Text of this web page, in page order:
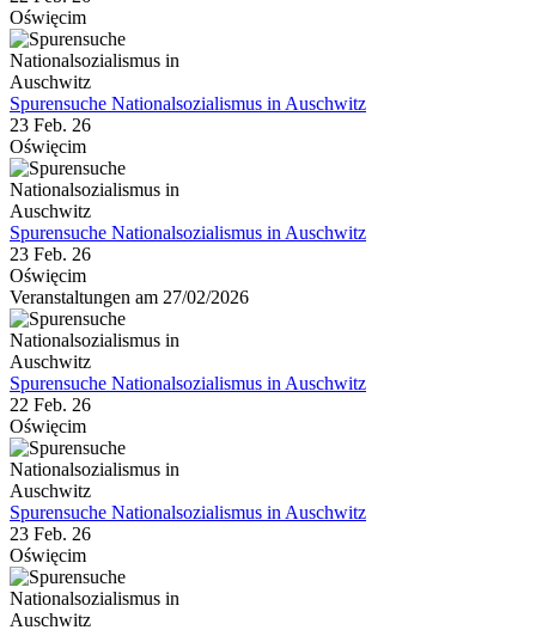
Oświęcim
Spurensuche Nationalsozialismus in Auschwitz
23 Feb. 26
Oświęcim
Spurensuche Nationalsozialismus in Auschwitz
23 Feb. 26
Oświęcim
Veranstaltungen am 27/02/2026
Spurensuche Nationalsozialismus in Auschwitz
22 Feb. 26
Oświęcim
Spurensuche Nationalsozialismus in Auschwitz
23 Feb. 26
Oświęcim